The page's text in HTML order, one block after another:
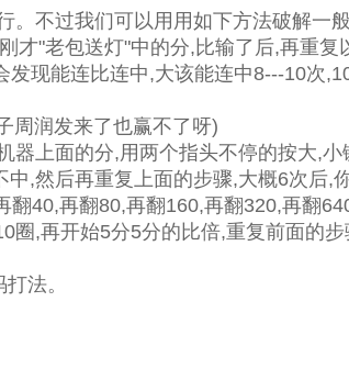
不过我们可以用用如下方法破解一
才"老包送灯"中的分,比输了后,再重复
现能连比连中,大该能连中8---10次
周润发来了也赢不了呀)
上面的分,用两个指头不停的按大,
,然后再重复上面的步骤,大概6次后,
40,再翻80,再翻160,再翻320,再翻
圈,再开始5分5分的比倍,重复前面的
法。